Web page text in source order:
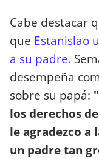
Cabe destacar
que Estanislao
a su padre.
desempeña
sobre su papá:
los derechos
le agradezco a
un padre tan